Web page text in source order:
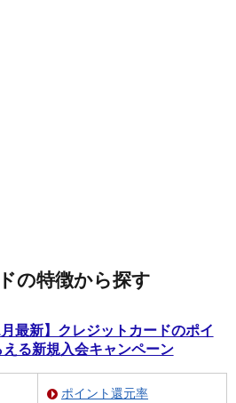
の特徴から探す
月最新】クレジットカードのポイ
える新規入会キャンペーン
ポイント還元率